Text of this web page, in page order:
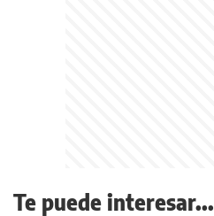
Te puede interesar...